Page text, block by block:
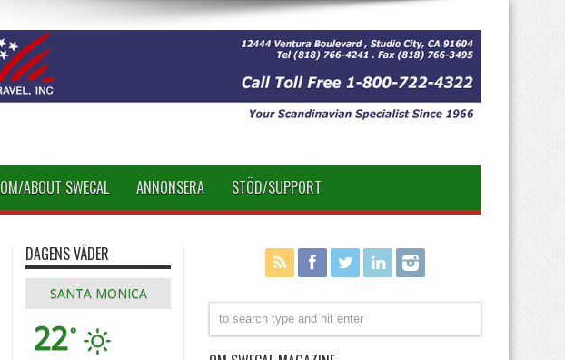
OM/ABOUT SWECAL ANNONSERA STÖD/SUPPORT
DAGENS VÄDER
SANTA MONICA
22°